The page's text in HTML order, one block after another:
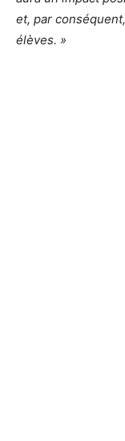
et, par
élèves. »